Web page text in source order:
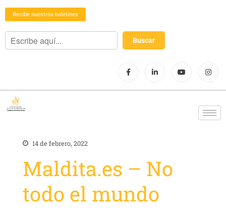
Recibe nuestros boletines
14 de febrero, 2022
Maldita.es – No
todo el mundo